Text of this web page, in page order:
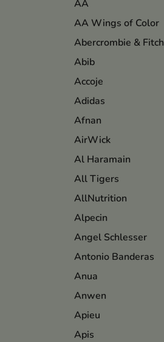
AA
AA Wings of Color
Abercrombie & Fitch
Abib
Accoje
Adidas
Afnan
AirWick
Al Haramain
All Tigers
AllNutrition
Alpecin
Angel Schlesser
Antonio Banderas
Anua
Anwen
Apieu
Apis